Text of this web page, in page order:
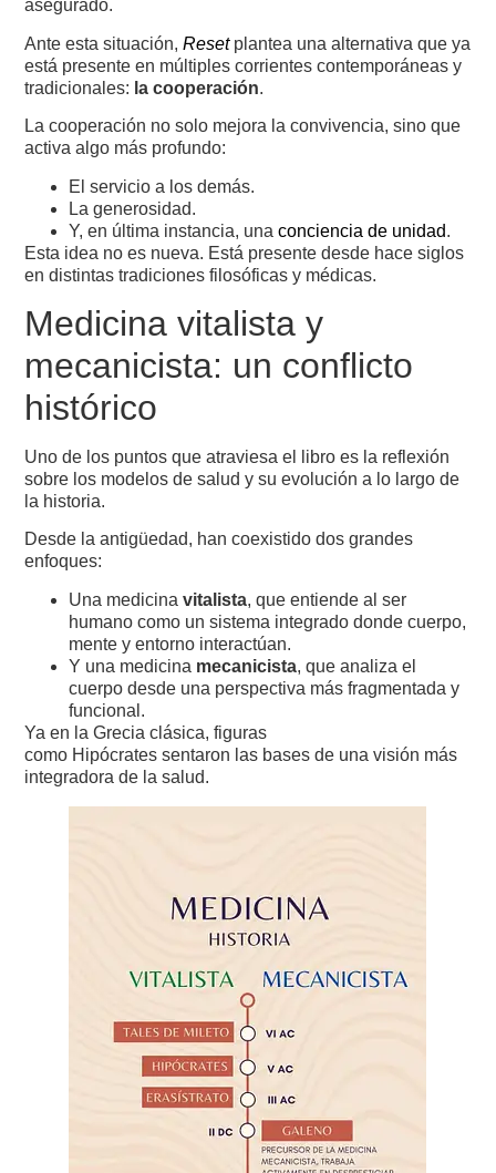
asegurado.
Ante esta situación,Reset plantea una alternativa que ya
está presente en múltiples corrientes contemporáneas y
tradicionales: la cooperación.
La cooperación no solo mejora la convivencia, sino que
activa algo más profundo:
El servicio a los demás.
La generosidad.
Y, en última instancia, unaconciencia de unidad.
Esta idea no es nueva. Está presente desde hace siglos
en distintas tradiciones filosóficas y médicas.
Medicina vitalista y
mecanicista: un conflicto
histórico
Uno de los puntos que atraviesa el libro es la reflexión
sobre los modelos de salud y su evolución a lo largo de
la historia.
Desde la antigüedad, han coexistido dos grandes
enfoques:
Una medicinavitalista, que entiende al ser
humano como un sistema integrado donde cuerpo,
mente y entorno interactúan.
Y una medicina mecanicista, que analiza el
cuerpo desde una perspectiva más fragmentada y
funcional.
Ya en la Grecia clásica, figuras
como Hipócrates sentaron las bases de una visión más
integradora de la salud.